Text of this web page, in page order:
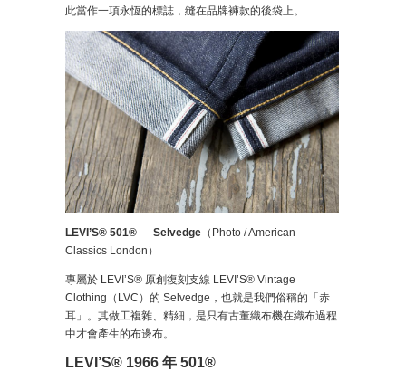
此當作一項永恆的標誌，縫在品牌褲款的後袋上。
LEVI’S® 501® — Selvedge （Photo / American
Classics London）
專屬於 LEVI’S® 原創復刻支線 LEVI’S® Vintage
Clothing（LVC）的 Selvedge，也就是我們俗稱的「赤
耳」。其做工複雜、精細，是只有古董織布機在織布過程
中才會產生的布邊布。
LEVI’S® 1966 年 501®